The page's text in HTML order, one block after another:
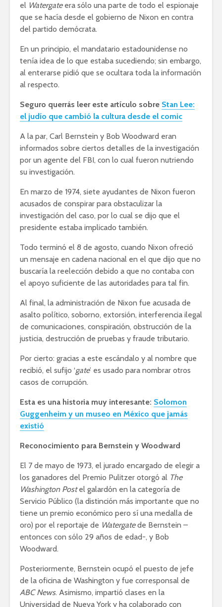
el Watergateera sólo una parte de todo el espionaje
que se hacía desde el gobierno de Nixon en contra
del partido demócrata.
En un principio, el mandatario estadounidense no
tenía idea de lo que estaba sucediendo; sin embargo,
al enterarse pidió que se ocultara toda la información
al respecto.
Seguro querrás leer este artículo sobre Stan Lee:
el judío que cambió la cultura desde el comic
A la par, Carl Bernstein y Bob Woodward eran
informados sobre ciertos detalles de la investigación
por un agente del FBI, con lo cual fueron nutriendo
su investigación.
En marzo de 1974, siete ayudantes de Nixon fueron
acusados de conspirar para obstaculizar la
investigación del caso, por lo cual se dijo que el
presidente estaba implicado también.
Todo terminó el 8 de agosto, cuando Nixon ofreció
un mensaje en cadena nacional en el que dijo que no
buscaría la reelección debido a que no contaba con
el apoyo suficiente de las autoridades para tal fin.
Al final, la administración de Nixon fue acusada de
asalto político, soborno, extorsión, interferencia ilegal
de comunicaciones, conspiración, obstrucción de la
justicia, destrucción de pruebas y fraude tributario.
Por cierto: gracias a este escándalo y al nombre que
recibió, el sufijo ‘gate’ es usado para nombrar otros
casos de corrupción.
Esta es una historia muy interesante: Solomon
Guggenheim y un museo en México que jamás
existió
Reconocimiento para Bernstein y Woodward
El 7 de mayo de 1973, el jurado encargado de elegir a
los ganadores del Premio Pulitzer otorgó al The
Washington Postel galardón en la categoría de
Servicio Público (la distinción más importante que no
tiene un premio económico pero sí una medalla de
oro) por el reportaje de Watergatede Bernstein –
entonces con sólo 29 años de edad-, y Bob
Woodward.
Posteriormente, Bernstein ocupó el puesto de jefe
de la oficina de Washington y fue corresponsal de
ABC News. Asimismo, impartió clases en la
Universidad de Nueva York y ha colaborado con